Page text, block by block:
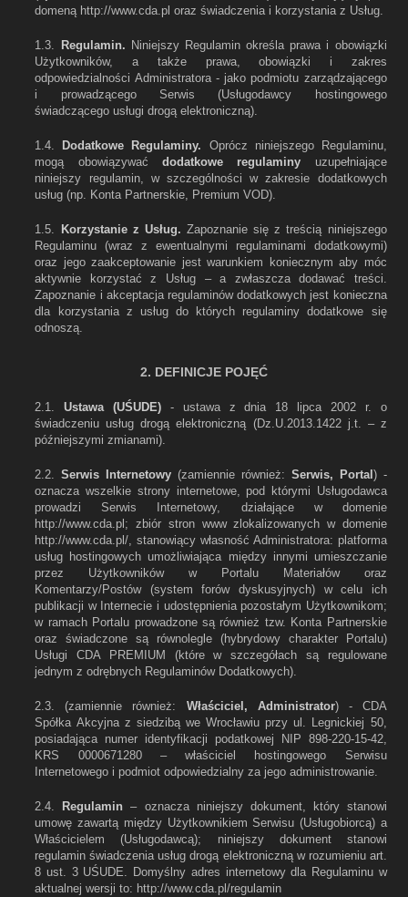
domeną http://www.cda.pl oraz świadczenia i korzystania z Usług.
1.3. Regulamin. Niniejszy Regulamin określa prawa i obowiązki
Użytkowników, a także prawa, obowiązki i zakres
odpowiedzialności Administratora - jako podmiotu zarządzającego
i prowadzącego Serwis (Usługodawcy hostingowego
świadczącego usługi drogą elektroniczną).
1.4. Dodatkowe Regulaminy. Oprócz niniejszego Regulaminu,
mogą obowiązywać dodatkowe regulaminy uzupełniające
niniejszy regulamin, w szczególności w zakresie dodatkowych
usług (np. Konta Partnerskie, Premium VOD).
1.5. Korzystanie z Usług. Zapoznanie się z treścią niniejszego
Regulaminu (wraz z ewentualnymi regulaminami dodatkowymi)
oraz jego zaakceptowanie jest warunkiem koniecznym aby móc
aktywnie korzystać z Usług – a zwłaszcza dodawać treści.
Zapoznanie i akceptacja regulaminów dodatkowych jest konieczna
dla korzystania z usług do których regulaminy dodatkowe się
odnoszą.
2. DEFINICJE POJĘĆ
2.1.Ustawa (UŚUDE) - ustawa z dnia 18 lipca 2002 r. o
świadczeniu usług drogą elektroniczną (Dz.U.2013.1422 j.t. – z
późniejszymi zmianami).
2.2.Serwis Internetowy (zamiennie również: Serwis, Portal ) -
oznacza wszelkie strony internetowe, pod którymi Usługodawca
prowadzi Serwis Internetowy, działające w domenie
http://www.cda.pl; zbiór stron www zlokalizowanych w domenie
http://www.cda.pl/, stanowiący własność Administratora: platforma
usług hostingowych umożliwiająca między innymi umieszczanie
przez Użytkowników w Portalu Materiałów oraz
Komentarzy/Postów (system forów dyskusyjnych) w celu ich
publikacji w Internecie i udostępnienia pozostałym Użytkownikom;
w ramach Portalu prowadzone są również tzw. Konta Partnerskie
oraz świadczone są równolegle (hybrydowy charakter Portalu)
Usługi CDA PREMIUM (które w szczegółach są regulowane
jednym z odrębnych Regulaminów Dodatkowych).
2.3.(zamiennie również: Właściciel, Administrator) - CDA
Spółka Akcyjna z siedzibą we Wrocławiu przy ul. Legnickiej 50,
posiadająca numer identyfikacji podatkowej NIP 898-220-15-42,
KRS 0000671280 – właściciel hostingowego Serwisu
Internetowego i podmiot odpowiedzialny za jego administrowanie.
2.4. Regulamin – oznacza niniejszy dokument, który stanowi
umowę zawartą między Użytkownikiem Serwisu (Usługobiorcą) a
Właścicielem (Usługodawcą); niniejszy dokument stanowi
regulamin świadczenia usług drogą elektroniczną w rozumieniu art.
8 ust. 3 UŚUDE. Domyślny adres internetowy dla Regulaminu w
aktualnej wersji to: http://www.cda.pl/regulamin